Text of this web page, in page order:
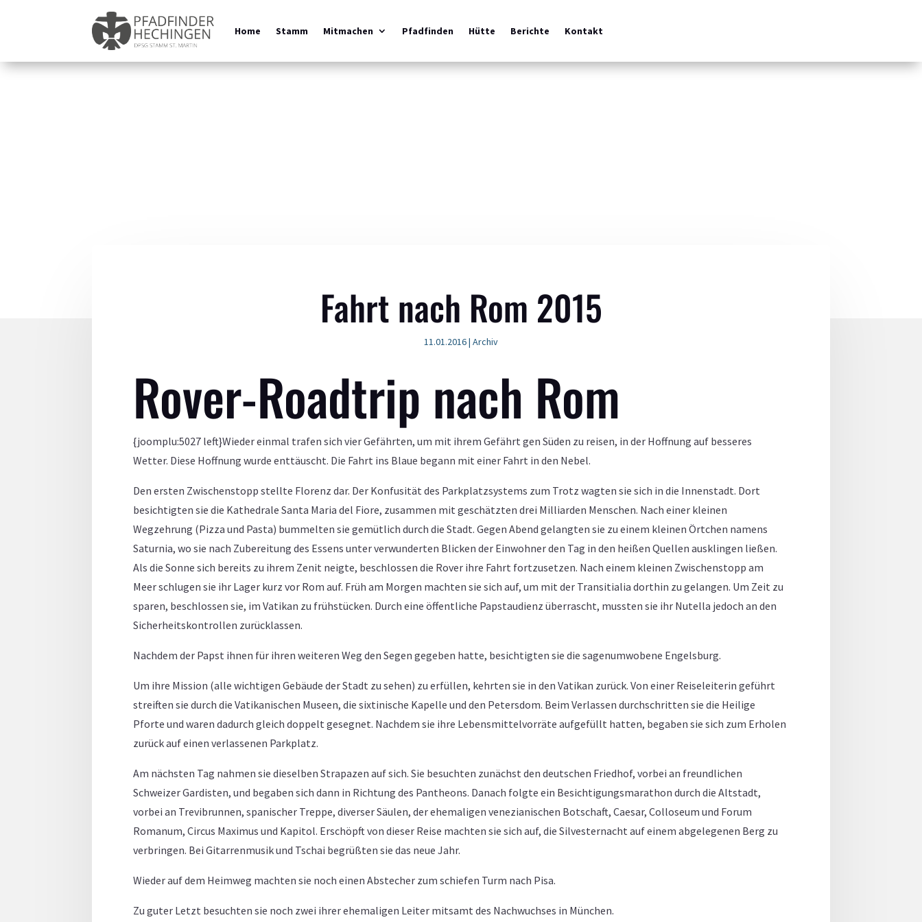
Home Stamm Mitmachen Pfadfinden Hütte Berichte Kontakt
Fahrt nach Rom 2015
11.01.2016| Archiv
Rover-Roadtrip nach Rom
{joomplu:5027 left}Wieder einmal trafen sich vier Gefährten, um mit ihrem Gefährt gen Süden zu reisen, in der Hoffnung auf besseres
Wetter. Diese Hoffnung wurde enttäuscht. Die Fahrt ins Blaue begann mit einer Fahrt in den Nebel.
Den ersten Zwischenstopp stellte Florenz dar. Der Konfusität des Parkplatzsystems zum Trotz wagten sie sich in die Innenstadt. Dort
besichtigten sie die Kathedrale Santa Maria del Fiore, zusammen mit geschätzten drei Milliarden Menschen. Nach einer kleinen
Wegzehrung (Pizza und Pasta) bummelten sie gemütlich durch die Stadt. Gegen Abend gelangten sie zu einem kleinen Örtchen namens
Saturnia, wo sie nach Zubereitung des Essens unter verwunderten Blicken der Einwohner den Tag in den heißen Quellen ausklingen ließen.
Als die Sonne sich bereits zu ihrem Zenit neigte, beschlossen die Rover ihre Fahrt fortzusetzen. Nach einem kleinen Zwischenstopp am
Meer schlugen sie ihr Lager kurz vor Rom auf. Früh am Morgen machten sie sich auf, um mit der Transitialia dorthin zu gelangen. Um Zeit zu
sparen, beschlossen sie, im Vatikan zu frühstücken. Durch eine öffentliche Papstaudienz überrascht, mussten sie ihr Nutella jedoch an den
Sicherheitskontrollen zurücklassen.
Nachdem der Papst ihnen für ihren weiteren Weg den Segen gegeben hatte, besichtigten sie die sagenumwobene Engelsburg.
Um ihre Mission (alle wichtigen Gebäude der Stadt zu sehen) zu erfüllen, kehrten sie in den Vatikan zurück. Von einer Reiseleiterin geführt
streiften sie durch die Vatikanischen Museen, die sixtinische Kapelle und den Petersdom. Beim Verlassen durchschritten sie die Heilige
Pforte und waren dadurch gleich doppelt gesegnet. Nachdem sie ihre Lebensmittelvorräte aufgefüllt hatten, begaben sie sich zum Erholen
zurück auf einen verlassenen Parkplatz.
Am nächsten Tag nahmen sie dieselben Strapazen auf sich. Sie besuchten zunächst den deutschen Friedhof, vorbei an freundlichen
Schweizer Gardisten, und begaben sich dann in Richtung des Pantheons. Danach folgte ein Besichtigungsmarathon durch die Altstadt,
vorbei an Trevibrunnen, spanischer Treppe, diverser Säulen, der ehemaligen venezianischen Botschaft, Caesar, Colloseum und Forum
Romanum, Circus Maximus und Kapitol. Erschöpft von dieser Reise machten sie sich auf, die Silvesternacht auf einem abgelegenen Berg zu
verbringen. Bei Gitarrenmusik und Tschai begrüßten sie das neue Jahr.
Wieder auf dem Heimweg machten sie noch einen Abstecher zum schiefen Turm nach Pisa.
Zu guter Letzt besuchten sie noch zwei ihrer ehemaligen Leiter mitsamt des Nachwuchses in München.